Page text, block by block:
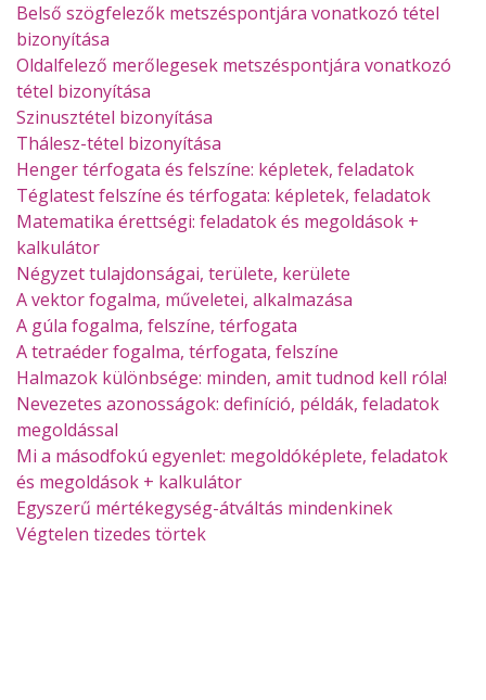
Belső szögfelezők metszéspontjára vonatkozó tétel
bizonyítása
Oldalfelező merőlegesek metszéspontjára vonatkozó
tétel bizonyítása
Szinusztétel bizonyítása
Thálesz-tétel bizonyítása
Henger térfogata és felszíne: képletek, feladatok
Téglatest felszíne és térfogata: képletek, feladatok
Matematika érettségi: feladatok és megoldások +
kalkulátor
Négyzet tulajdonságai, területe, kerülete
A vektor fogalma, műveletei, alkalmazása
A gúla fogalma, felszíne, térfogata
A tetraéder fogalma, térfogata, felszíne
Halmazok különbsége: minden, amit tudnod kell róla!
Nevezetes azonosságok: definíció, példák, feladatok
megoldással
Mi a másodfokú egyenlet: megoldóképlete, feladatok
és megoldások + kalkulátor
Egyszerű mértékegység-átváltás mindenkinek
Végtelen tizedes törtek